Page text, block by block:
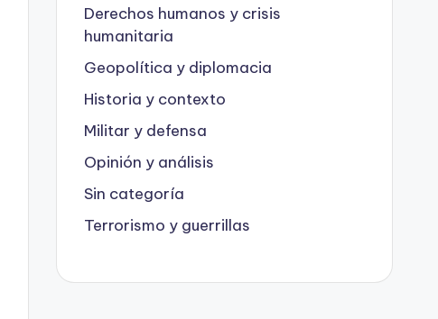
Derechos humanos y crisis
humanitaria
Geopolítica y diplomacia
Historia y contexto
Militar y defensa
Opinión y análisis
Sin categoría
Terrorismo y guerrillas